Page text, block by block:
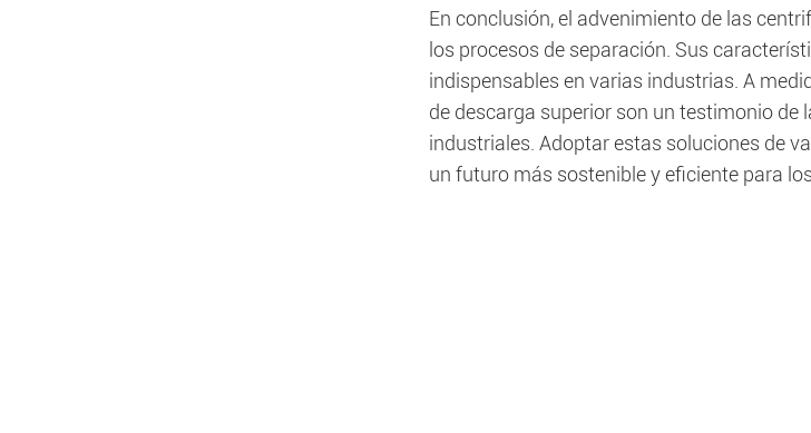
En conclusión, el advenimiento de las
los procesos de separación. Sus
indispensables en varias industrias. A
de descarga superior son un testimonio
industriales. Adoptar estas soluciones de
un futuro más sostenible y eficiente para